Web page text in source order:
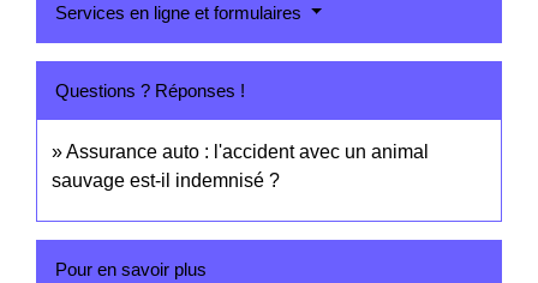
Services en ligne et formulaires
Questions ? Réponses !
Assurance auto : l'accident avec un animal
sauvage est-il indemnisé ?
Pour en savoir plus